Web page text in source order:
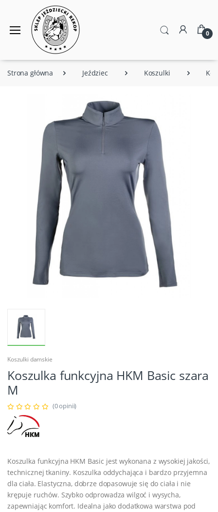
0
Strona główna Jeździec Koszulki
Koszulki damskie
Koszulka funkcyjna HKM Basic szara
M
(0 opinii)
Koszulka funkcyjna HKM Basic jest wykonana z wysokiej jakości,
technicznej tkaniny. Koszulka oddychająca i bardzo przyjemna
dla ciała. Elastyczna, dobrze dopasowuje się do ciała i nie
krępuje ruchów. Szybko odprowadza wilgoć i wysycha,
zapewniając komfort. Idealna jako dodatkowa warstwa pod